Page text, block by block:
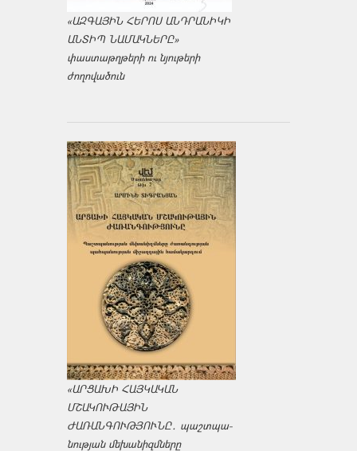
«ԱԶԳԱՅԻՆ ՀԵՐՈՍ ԱՆԴՐԱՆԻԿԻ
ԱՆՏԻՊ ՆԱՄԱԿՆԵՐԸ»
փաստաթղթերի ու նյութերի
ժողովածուն
«ԱՐՑԱԽԻ ՀԱՅԿԱԿԱՆ
ՄՇԱԿՈՒԹԱՅԻՆ
ԺԱՌԱՆԳՈՒԹՅՈՒՆԸ․ պաշտպա­
նության մեխանիզմները